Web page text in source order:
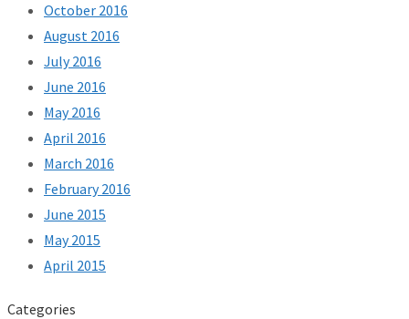
October 2016
August 2016
July 2016
June 2016
May 2016
April 2016
March 2016
February 2016
June 2015
May 2015
April 2015
Categories